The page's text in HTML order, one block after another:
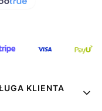
KLIENTA